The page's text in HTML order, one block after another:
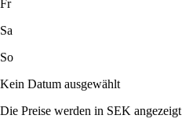
Fr
Sa
So
Kein Datum ausgewählt
Die Preise werden in SEK angezeigt